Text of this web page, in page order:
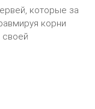
которые за
корни
своей